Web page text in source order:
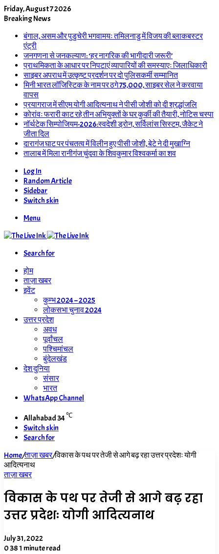
Friday, August 7 2026
Breaking News
बंगाल, असम और पुडुचेरी भगवामयः तमिलनाडु में विजय की ब्लाकबस्टर
एंट्री
जनगणना से जनकल्याण: ‘हर नागरिक की भागीदारी जरूरी’
प्राथमिकता के आधार पर निपटाएं व्यापारियों की समस्याएः जिलाधिकारी
साइबर अपराध में उत्कृष्ट प्रदर्शन पर दो पुलिसकर्मी सम्मानित
मिनी भारत लॉजिस्टिक के नाम पर ठगे 75,000, साइबर सेल ने करवाया
वापस
प्रयागराज में सीएम योगी आदित्यनाथ ने पीसी जोशी को दी श्रद्धांजलि
कोरांवः फरारी काट रहे तीन अभियुक्तों के घर कुर्की की तैयारी, नोटिस चस्पा
नॉर्थटेक सिम्पोजियम-2026:स्वदेशी ड्रोन, सर्विलांस सिस्टम, जैकेट ने
जीता दिल
दारागंज घाट पर पंचतत्व में विलीन हुए पीसी जोशी, बेटे ने दी मुखाग्नि
तालाब में मिला रानीगंज चुंदवा के शिवकुमार विश्वकर्मा का शव
Log In
Random Article
Sidebar
Switch skin
Menu
Search for
होम
ताज़ा खबर
इवेंट
कुम्भ 2024 – 2025
लोकसभा चुनाव 2024
उत्तर प्रदेश
अवध
पूर्वांचल
पश्चिमांचल
बुंदेलखंड
देश दुनिया
संसार
भारत
WhatsApp Channel
Allahabad34℃
Switch skin
Search for
Home/ताज़ा खबर/विकास के पथ पर तेजी से आगे बढ़ रहा उत्तर प्रदेशः योगी
आदित्यनाथ
ताज़ा खबर
विकास के पथ पर तेजी से आगे बढ़ रहा
उत्तर प्रदेशः योगी आदित्यनाथ
July 31, 2022
0381 minute read